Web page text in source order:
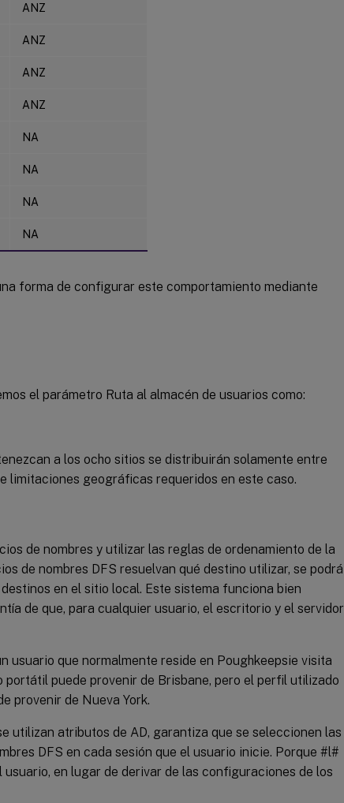
ANZ
ANZ
ANZ
ANZ
NA
NA
NA
NA
forma de configurar este comportamiento mediante
el parámetro Ruta al almacén de usuarios como:
a los ocho sitios se distribuirán solamente entre
limitaciones geográficas requeridos en este caso.
de nombres y utilizar las reglas de ordenamiento de la
de nombres DFS resuelvan qué destino utilizar, se podrá
en el sitio local. Este sistema funciona bien
de que, para cualquier usuario, el escritorio y el servidor
usuario que normalmente reside en Poughkeepsie visita
portátil puede provenir de Brisbane, pero el perfil utilizado
provenir de Nueva York.
utilizan atributos de AD, garantiza que se seleccionen las
DFS en cada sesión que el usuario inicie. Porque #l#
en lugar de derivar de las configuraciones de los